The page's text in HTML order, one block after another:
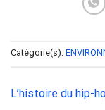
Catégorie(s):
L’histoire du hip-